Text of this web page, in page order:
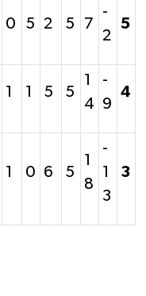
0 5 2 5 7
-
2
5
1 1 5 5
1
4
-
9
4
1 0 6 5
1
8
-
1
3
3